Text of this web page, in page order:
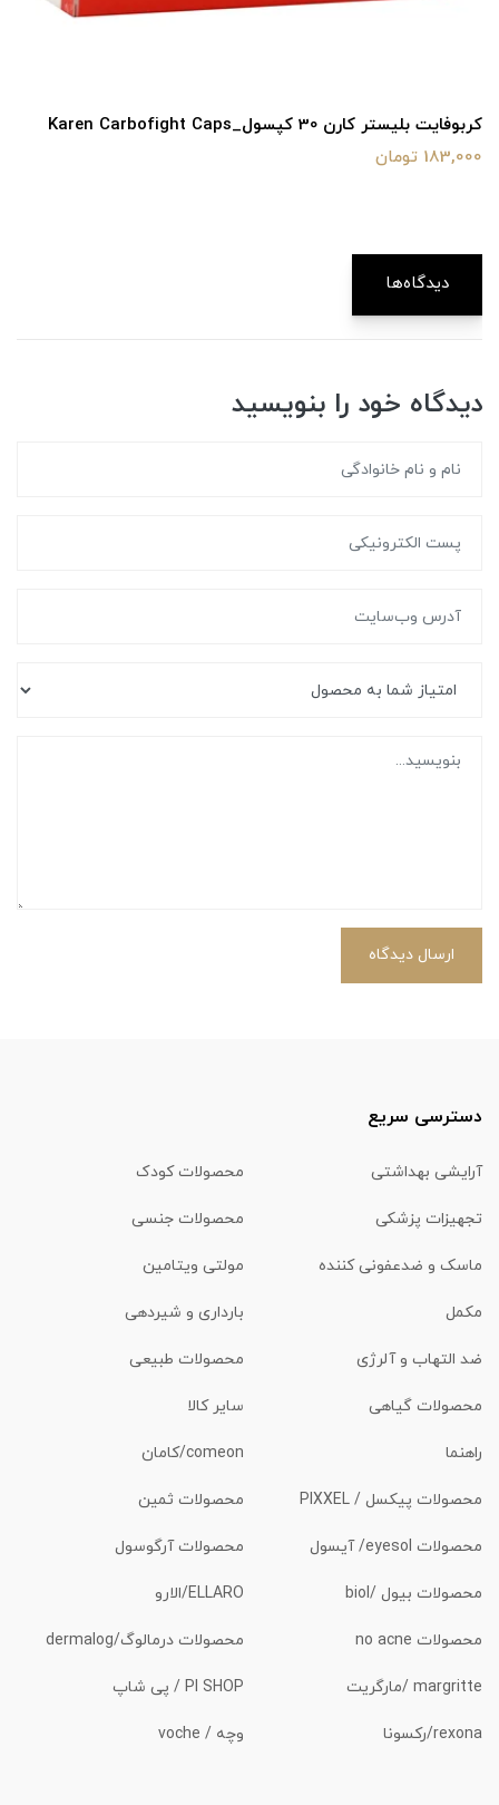
کربوفایت بلیستر کارن 30 کپسول_Karen Carbofight Caps
183,000 تومان
دیدگاه‌ها
دیدگاه خود را بنویسید
ارسال دیدگاه
دسترسی سریع
آرایشی بهداشتی محصولات کودک
تجهیزات پزشکی محصولات جنسی
ماسک و ضدعفونی کننده مولتی ویتامین
مکمل بارداری و شیردهی
ضد التهاب و آلرژی محصولات طبیعی
محصولات گیاهی سایر کالا
راهنما comeon/کامان
محصولات پیکسل / PIXXEL محصولات ثمین
محصولات eyesol/ آیسول محصولات آرگوسول
محصولات بیول /biol ELLARO/الارو
محصولات no acne محصولات درمالوگ/dermalog
margritte /مارگریت PI SHOP / پی شاپ
rexona/رکسونا وچه / voche